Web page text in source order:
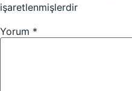
işaretlenmişlerdir
Yorum *